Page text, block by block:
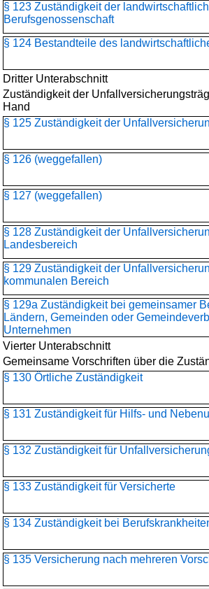
§ 123 Zuständigkeit der
Berufsgenossenschaft
§ 124 Bestandteile des
Dritter Unterabschnitt
Zuständigkeit der
Hand
§ 125 Zuständigkeit der
§ 126 (weggefallen)
§ 127 (weggefallen)
§ 128 Zuständigkeit der
Landesbereich
§ 129 Zuständigkeit der
kommunalen Bereich
§ 129a Zuständigkeit bei gemeinsamer
Ländern, Gemeinden oder
Unternehmen
Vierter Unterabschnitt
Gemeinsame Vorschriften über die
§ 130 Örtliche Zuständigkeit
§ 131 Zuständigkeit für Hilfs- und
§ 132 Zuständigkeit für
§ 133 Zuständigkeit für Versicherte
§ 134 Zuständigkeit bei
§ 135 Versicherung nach mehreren